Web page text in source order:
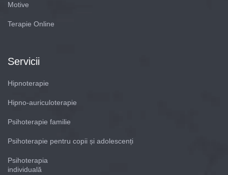
Motive
Terapie Online
Servicii
Hipnoterapie
Hipno-auriculoterapie
Psihoterapie familie
Psihoterapie pentru copii și adolescenți
Psihoterapia
individuală